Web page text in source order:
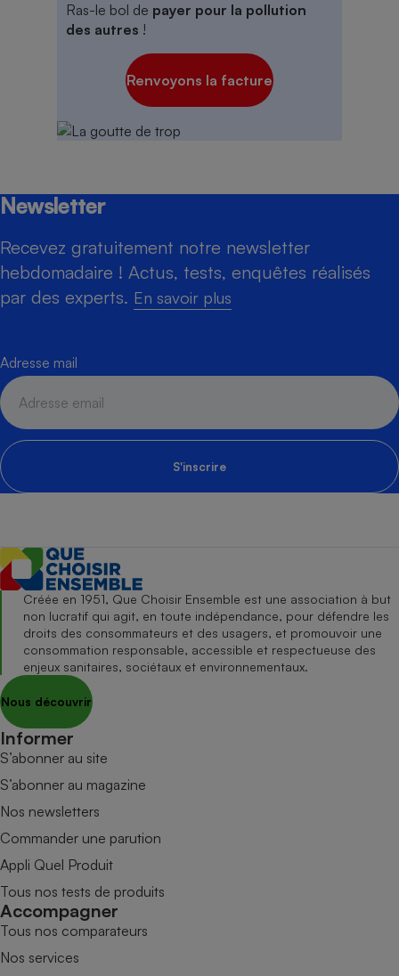
Ras-le bol de payer pour la pollution
des autres !
Renvoyons la facture
Newsletter
Recevez gratuitement notre newsletter
hebdomadaire ! Actus, tests, enquêtes réalisés
par des experts. En savoir plus
Adresse mail
S'inscrire
Créée en 1951, Que Choisir Ensemble est une association à but
non lucratif qui agit, en toute indépendance, pour défendre les
droits des consommateurs et des usagers, et promouvoir une
consommation responsable, accessible et respectueuse des
enjeux sanitaires, sociétaux et environnementaux.
Nous découvrir
Informer
S’abonner au site
S’abonner au magazine
Nos newsletters
Commander une parution
Appli Quel Produit
Tous nos tests de produits
Accompagner
Tous nos comparateurs
Nos services